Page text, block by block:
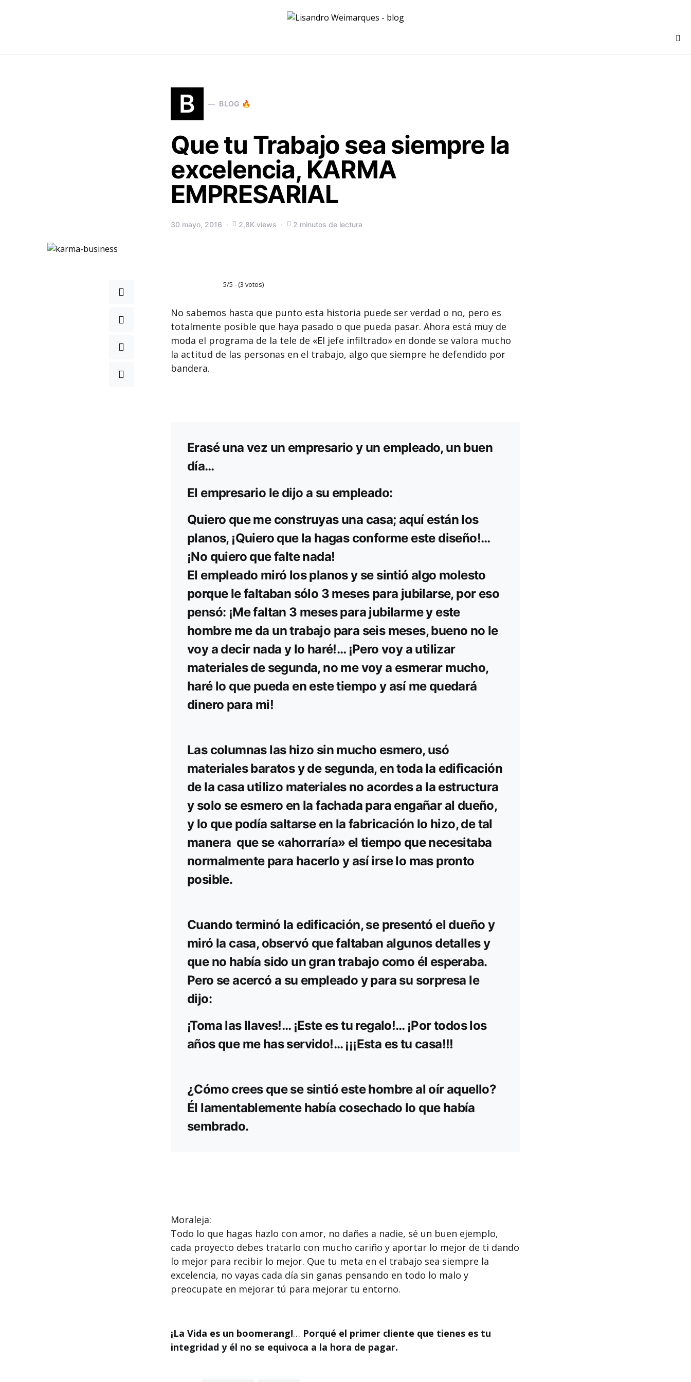
B BLOG 🔥
Que tu Trabajo sea siempre la
excelencia, KARMA
EMPRESARIAL
30 mayo, 2016 2,8K views 2 minutos de lectura
5/5 - (3 votos)
No sabemos hasta que punto esta historia puede ser verdad o no, pero es
totalmente posible que haya pasado o que pueda pasar. Ahora está muy de
moda el programa de la tele de «El jefe infiltrado» en donde se valora mucho
la actitud de las personas en el trabajo, algo que siempre he defendido por
bandera.
Erasé una vez un empresario y un empleado, un buen
día…
El empresario le dijo a su empleado:
Quiero que me construyas una casa; aquí están los
planos, ¡Quiero que la hagas conforme este diseño!…
¡No quiero que falte nada!
El empleado miró los planos y se sintió algo molesto
porque le faltaban sólo 3 meses para jubilarse, por eso
pensó: ¡Me faltan 3 meses para jubilarme y este
hombre me da un trabajo para seis meses, bueno no le
voy a decir nada y lo haré!… ¡Pero voy a utilizar
materiales de segunda, no me voy a esmerar mucho,
haré lo que pueda en este tiempo y así me quedará
dinero para mi!
Las columnas las hizo sin mucho esmero, usó
materiales baratos y de segunda, en toda la edificación
de la casa utilizo materiales no acordes a la estructura
y solo se esmero en la fachada para engañar al dueño,
y lo que podía saltarse en la fabricación lo hizo, de tal
manera que se «ahorraría» el tiempo que necesitaba
normalmente para hacerlo y así irse lo mas pronto
posible.
Cuando terminó la edificación, se presentó el dueño y
miró la casa, observó que faltaban algunos detalles y
que no había sido un gran trabajo como él esperaba.
Pero se acercó a su empleado y para su sorpresa le
dijo:
¡Toma las llaves!… ¡Este es tu regalo!… ¡Por todos los
años que me has servido!… ¡¡¡Esta es tu casa!!!
¿Cómo crees que se sintió este hombre al oír aquello?
Él lamentablemente había cosechado lo que había
sembrado.
Moraleja:
Todo lo que hagas hazlo con amor, no dañes a nadie, sé un buen ejemplo,
cada proyecto debes tratarlo con mucho cariño y aportar lo mejor de ti dando
lo mejor para recibir lo mejor. Que tu meta en el trabajo sea siempre la
excelencia, no vayas cada día sin ganas pensando en todo lo malo y
preocupate en mejorar tú para mejorar tu entorno.
¡La Vida es un boomerang!… Porqué el primer cliente que tienes es tu
integridad y él no se equivoca a la hora de pagar.